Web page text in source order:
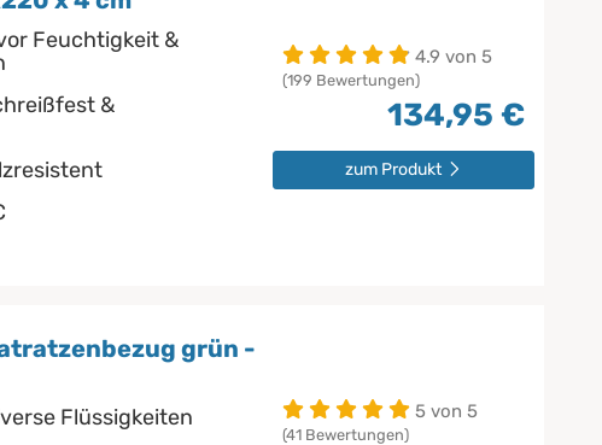
Feuchtigkeit &
&
4.9 von 5
(199 Bewertungen)
134,95 €
zum Produkt
grün -
Flüssigkeiten
5 von 5
(41 Bewertungen)